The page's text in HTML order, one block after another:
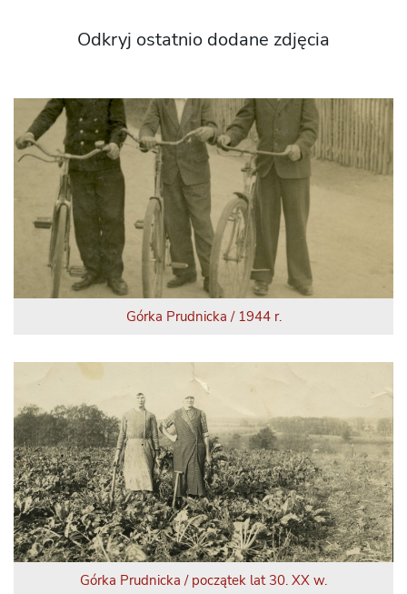
Odkryj ostatnio dodane zdjęcia
Górka Prudnicka / 1944 r.
Górka Prudnicka / początek lat 30. XX w.